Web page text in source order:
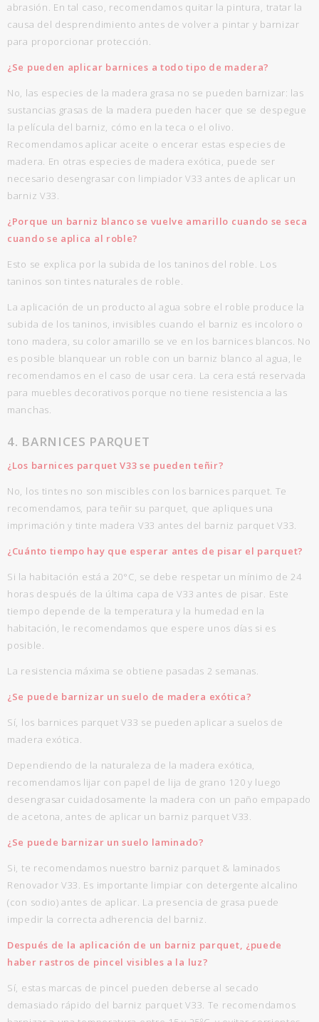
abrasión. En tal caso, recomendamos quitar la pintura, tratar la
causa del desprendimiento antes de volver a pintar y barnizar
para proporcionar protección.
¿Se pueden aplicar barnices a todo tipo de madera?
No, las especies de la madera grasa no se pueden barnizar: las
sustancias grasas de la madera pueden hacer que se despegue
la película del barniz, cómo en la teca o el olivo.
Recomendamos aplicar aceite o encerar estas especies de
madera. En otras especies de madera exótica, puede ser
necesario desengrasar con limpiador V33 antes de aplicar un
barniz V33.
¿Porque un barniz blanco se vuelve amarillo cuando se seca
cuando se aplica al roble?
Esto se explica por la subida de los taninos del roble. Los
taninos son tintes naturales de roble.
La aplicación de un producto al agua sobre el roble produce la
subida de los taninos, invisibles cuando el barniz es incoloro o
tono madera, su color amarillo se ve en los barnices blancos. No
es posible blanquear un roble con un barniz blanco al agua, le
recomendamos en el caso de usar cera. La cera está reservada
para muebles decorativos porque no tiene resistencia a las
manchas.
4. BARNICES PARQUET
¿Los barnices parquet V33 se pueden teñir?
No, los tintes no son miscibles con los barnices parquet. Te
recomendamos, para teñir su parquet, que apliques una
imprimación y tinte madera V33 antes del barniz parquet V33.
¿Cuánto tiempo hay que esperar antes de pisar el parquet?
Si la habitación está a 20°C, se debe respetar un mínimo de 24
horas después de la última capa de V33 antes de pisar. Este
tiempo depende de la temperatura y la humedad en la
habitación, le recomendamos que espere unos días si es
posible.
La resistencia máxima se obtiene pasadas 2 semanas.
¿Se puede barnizar un suelo de madera exótica?
Sí, los barnices parquet V33 se pueden aplicar a suelos de
madera exótica.
Dependiendo de la naturaleza de la madera exótica,
recomendamos lijar con papel de lija de grano 120 y luego
desengrasar cuidadosamente la madera con un paño empapado
de acetona, antes de aplicar un barniz parquet V33.
¿Se puede barnizar un suelo laminado?
Si, te recomendamos nuestro barniz parquet & laminados
Renovador V33. Es importante limpiar con detergente alcalino
(con sodio) antes de aplicar. La presencia de grasa puede
impedir la correcta adherencia del barniz.
Después de la aplicación de un barniz parquet, ¿puede
haber rastros de pincel visibles a la luz?
Sí, estas marcas de pincel pueden deberse al secado
demasiado rápido del barniz parquet V33. Te recomendamos